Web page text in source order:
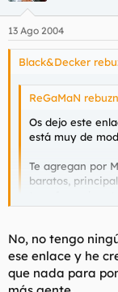
13 Ago 2004
Black&Decker
ReGaMaN
Os dejo este
está muy de
Te agregan por
baratos,
transferencia a
objeto
cambio) y
En especial hay
que está
¿Tienes un
negociando un
No, no tengo
ese enlace y he
que nada para